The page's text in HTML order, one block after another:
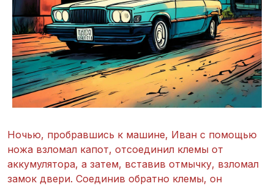
Ночью, пробравшись к машине, Иван с помощью
ножа взломал капот, отсоединил клемы от
аккумулятора, а затем, вставив отмычку, взломал
замок двери. Соединив обратно клемы, он